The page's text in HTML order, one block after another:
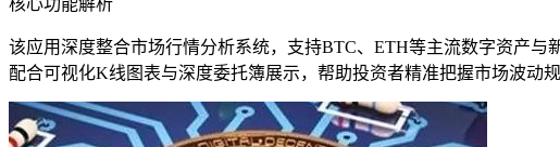
该应用深度整合市场行情分析系统，支持BTC、ETH等主流数字资产与
配合可视化K线图表与深度委托簿展示，帮助投资者精准把握市场波动规